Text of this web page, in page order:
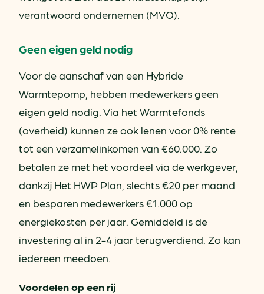
verantwoord ondernemen (MVO).
Geen eigen geld nodig
Voor de aanschaf van een Hybride
Warmtepomp, hebben medewerkers geen
eigen geld nodig. Via het Warmtefonds
(overheid) kunnen ze ook lenen voor 0% rente
tot een verzamelinkomen van €60.000. Zo
betalen ze met het voordeel via de werkgever,
dankzij Het HWP Plan, slechts €20 per maand
en besparen medewerkers €1.000 op
energiekosten per jaar. Gemiddeld is de
investering al in 2-4 jaar terugverdiend. Zo kan
iedereen meedoen.
Voordelen op een rij